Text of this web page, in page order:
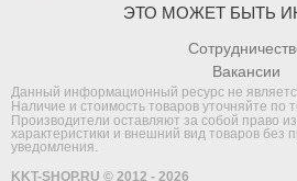
ЭТО МОЖЕТ БЫТЬ
Вакансии
Данный информационный ресурс не
Наличие и стоимость товаров уточняйте по
Производители оставляют за собой право
характеристики и внешний вид товаров без
уведомления.
KKT-SHOP.RU © 2012 - 2026